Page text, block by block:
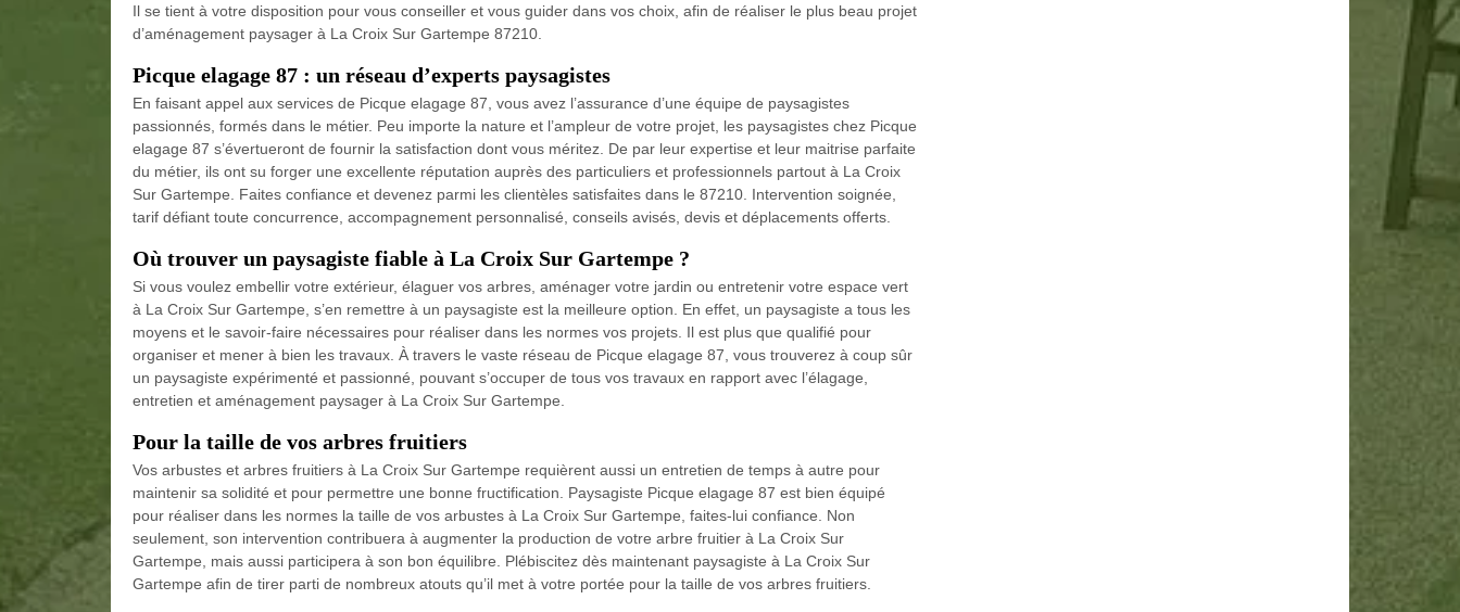
Il se tient à votre disposition pour vous conseiller et vous guider dans vos choix, afin de réaliser le plus beau projet
d’aménagement paysager à La Croix Sur Gartempe 87210.
Picque elagage 87 : un réseau d’experts paysagistes
En faisant appel aux services de Picque elagage 87, vous avez l’assurance d’une équipe de paysagistes
passionnés, formés dans le métier. Peu importe la nature et l’ampleur de votre projet, les paysagistes chez Picque
elagage 87 s’évertueront de fournir la satisfaction dont vous méritez. De par leur expertise et leur maitrise parfaite
du métier, ils ont su forger une excellente réputation auprès des particuliers et professionnels partout à La Croix
Sur Gartempe. Faites confiance et devenez parmi les clientèles satisfaites dans le 87210. Intervention soignée,
tarif défiant toute concurrence, accompagnement personnalisé, conseils avisés, devis et déplacements offerts.
Où trouver un paysagiste fiable à La Croix Sur Gartempe ?
Si vous voulez embellir votre extérieur, élaguer vos arbres, aménager votre jardin ou entretenir votre espace vert
à La Croix Sur Gartempe, s’en remettre à un paysagiste est la meilleure option. En effet, un paysagiste a tous les
moyens et le savoir-faire nécessaires pour réaliser dans les normes vos projets. Il est plus que qualifié pour
organiser et mener à bien les travaux. À travers le vaste réseau de Picque elagage 87, vous trouverez à coup sûr
un paysagiste expérimenté et passionné, pouvant s’occuper de tous vos travaux en rapport avec l’élagage,
entretien et aménagement paysager à La Croix Sur Gartempe.
Pour la taille de vos arbres fruitiers
Vos arbustes et arbres fruitiers à La Croix Sur Gartempe requièrent aussi un entretien de temps à autre pour
maintenir sa solidité et pour permettre une bonne fructification. Paysagiste Picque elagage 87 est bien équipé
pour réaliser dans les normes la taille de vos arbustes à La Croix Sur Gartempe, faites-lui confiance. Non
seulement, son intervention contribuera à augmenter la production de votre arbre fruitier à La Croix Sur
Gartempe, mais aussi participera à son bon équilibre. Plébiscitez dès maintenant paysagiste à La Croix Sur
Gartempe afin de tirer parti de nombreux atouts qu’il met à votre portée pour la taille de vos arbres fruitiers.